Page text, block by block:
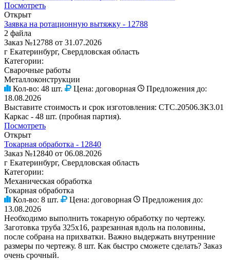
Посмотреть
Открыт
Заявка на ротационную вытяжку - 12788
2 файла
Заказ №12788 от 31.07.2026
г Екатеринбург, Свердловская область
Категории:
Сварочные работы
Металлоконструкции
Кол-во: 48 шт. Цена: договорная
Предложения до:
18.08.2026
Выставите стоимость и срок изготовления: СТС.20506.ЗК3.01
Каркас - 48 шт. (пробная партия).
Посмотреть
Открыт
Токарная обработка - 12840
Заказ №12840 от 06.08.2026
г Екатеринбург, Свердловская область
Категории:
Механическая обработка
Токарная обработка
Кол-во: 8 шт. Цена: договорная
Предложения до:
13.08.2026
Необходимо выполнить токарную обработку по чертежу.
Заготовка труба 325х16, разрезанная вдоль на половины,
после собрана на прихватки. Важно выдержать внутренние
размеры по чертежу. 8 шт. Как быстро сможете сделать? Заказ
очень срочный.